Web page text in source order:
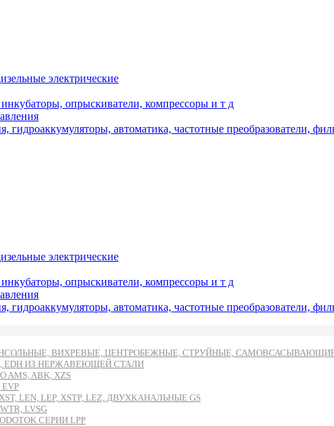
электрические
опрыскиватели, компрессоры и т д
автоматика, частотные преобразователи,
электрические
опрыскиватели, компрессоры и т д
автоматика, частотные преобразователи,
ВИХРЕВЫЕ, ЦЕНТРОБЕЖНЫЕ, СТРУЙНЫЕ, САМОВСАСЫВАЮЩИЕ
EDH ИЗ НЕРЖАВЕЮЩЕЙ СТАЛИ
ABK, XZS
LEN, LEP, XSTP, LEZ, ДВУХКАНАЛЬНЫЕ GS
LVSG
СЕРИИ LPP